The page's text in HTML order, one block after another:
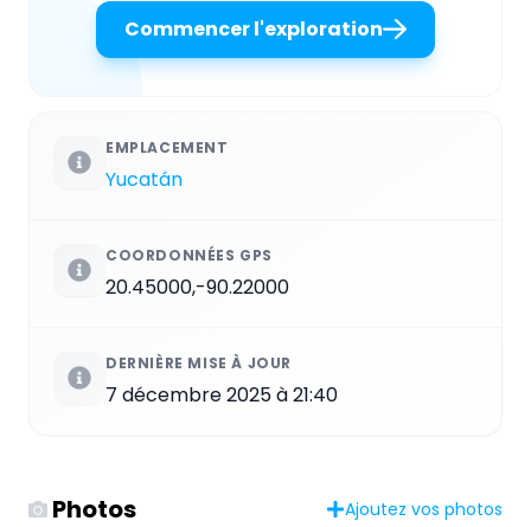
Commencer l'exploration
EMPLACEMENT
Yucatán
COORDONNÉES GPS
20.45000,-90.22000
DERNIÈRE MISE À JOUR
7 décembre 2025 à 21:40
Photos Ajoutez vos photos